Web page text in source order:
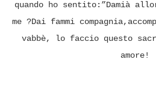
quando ho sentito:”Damià
me ?Dai fammi
vabbè, lo faccio questo
amore!